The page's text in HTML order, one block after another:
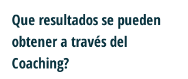
Que resultados se pueden
obtener a través del
Coaching?